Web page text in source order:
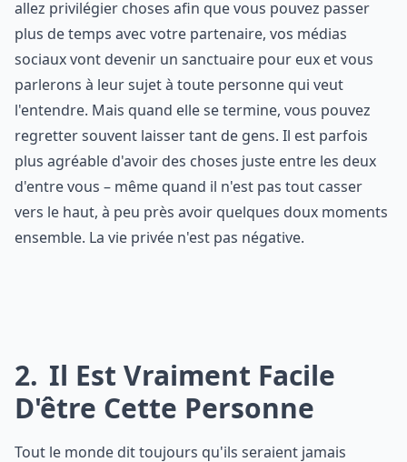
allez privilégier choses afin que vous pouvez passer
plus de temps avec votre partenaire, vos médias
sociaux vont devenir un sanctuaire pour eux et vous
parlerons à leur sujet à toute personne qui veut
l'entendre. Mais quand elle se termine, vous pouvez
regretter souvent laisser tant de gens. Il est parfois
plus agréable d'avoir des choses juste entre les deux
d'entre vous – même quand il n'est pas tout casser
vers le haut, à peu près avoir quelques doux moments
ensemble. La vie privée n'est pas négative.
2 Il Est Vraiment Facile
D'être Cette Personne
Tout le monde dit toujours qu'ils seraient jamais